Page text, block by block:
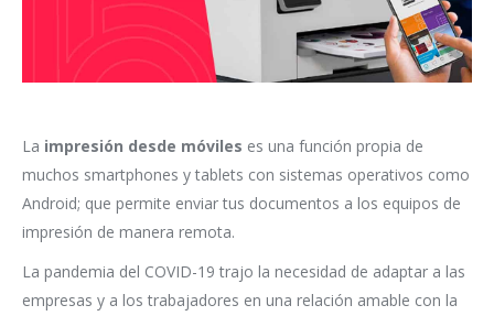
La impresión desde móviles es una función propia de
muchos smartphones y tablets con sistemas operativos como
Android; que permite enviar tus documentos a los equipos de
impresión de manera remota.
La pandemia del COVID-19 trajo la necesidad de adaptar a las
empresas y a los trabajadores en una relación amable con la